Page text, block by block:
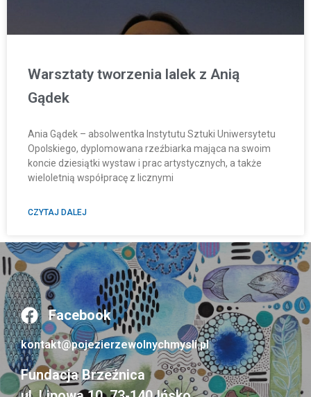
Warsztaty tworzenia lalek z Anią
Gądek
Ania Gądek – absolwentka Instytutu Sztuki Uniwersytetu
Opolskiego, dyplomowana rzeźbiarka mająca na swoim
koncie dziesiątki wystaw i prac artystycznych, a także
wieloletnią współpracę z licznymi
CZYTAJ DALEJ
Facebook
kontakt@pojezierzewolnychmysli.pl
Fundacja Brzeźnica